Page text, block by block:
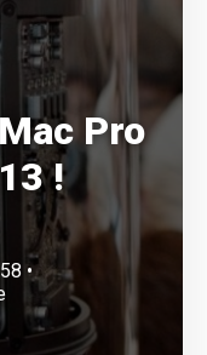
Pro
!
•